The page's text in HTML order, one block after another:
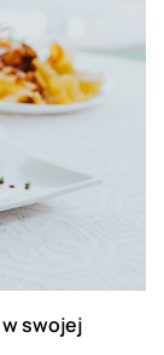
swojej